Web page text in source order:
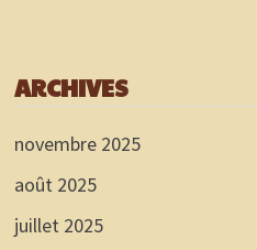
ARCHIVES
novembre 2025
août 2025
juillet 2025